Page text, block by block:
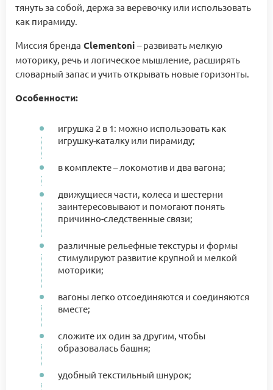
тянуть за собой, держа за веревочку или использовать
как пирамиду.
Миссия бренда Clementoni – развивать мелкую
моторику, речь и логическое мышление, расширять
словарный запас и учить открывать новые горизонты.
Особенности:
игрушка 2 в 1: можно использовать как
игрушку-каталку или пирамиду;
в комплекте – локомотив и два вагона;
движущиеся части, колеса и шестерни
заинтересовывают и помогают понять
причинно-следственные связи;
различные рельефные текстуры и формы
стимулируют развитие крупной и мелкой
моторики;
вагоны легко отсоединяются и соединяются
вместе;
сложите их один за другим, чтобы
образовалась башня;
удобный текстильный шнурок;